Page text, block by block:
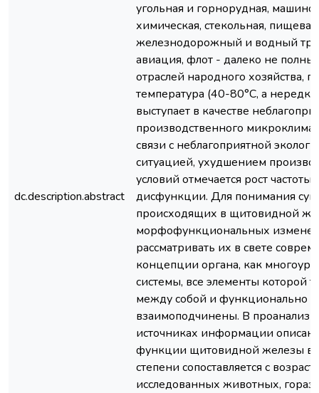
dc.description.abstract
угольная и горнорудная,
химическая, стекольная,
железнодорожный и водный
авиация, флот - далеко не
отраслей народного хозяйства,
температура (40-80°C, а
выступает в качестве
производственного
связи с неблагоприятной
ситуацией, ухудшением
условий отмечается рост
дисфункции. Для понимания
происходящих в щитовидной
морфофункциональных
рассматривать их в свете
концепции органа, как
системы, все элементы которой
между собой и функционально
взаимоподчинены. В
источниках информации
функции щитовидной железы в
степени сопоставляется с
исследованных животных,